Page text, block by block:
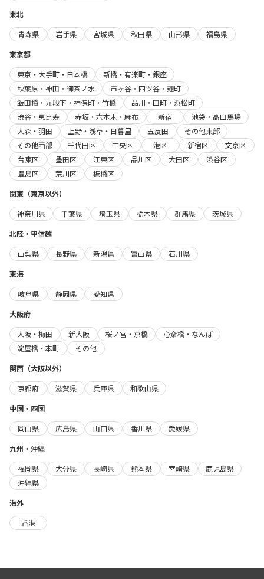
東北
青森県
岩手県 宮城県 秋田県 山形県
福島県
東京都
東京・大手町・日本橋
新橋・有楽町・銀座
秋葉原・神田・御茶ノ水
市ヶ谷・四ツ谷・麹町
飯田橋・九段下・神保町・竹橋
品川・田町・浜松町
渋谷・恵比寿
赤坂・六本木・麻布 新宿
池袋・高田馬場
大森・羽田
上野・浅草・日暮里 五反田
その他東部
その他西部
千代田区 中央区 港区 新宿区
文京区
台東区
墨田区 江東区 品川区 大田区
渋谷区
豊島区
荒川区
板橋区
関東（東京以外）
神奈川県
千葉県 埼玉県 栃木県 群馬県
茨城県
北陸・甲信越
山梨県
長野県 新潟県 富山県
石川県
東海
岐阜県
静岡県
愛知県
大阪府
大阪・梅田
新大阪 桜ノ宮・京橋
心斎橋・なんば
淀屋橋・本町
その他
関西（大阪以外）
京都府
滋賀県 兵庫県
和歌山県
中国・四国
岡山県
広島県 山口県 香川県
愛媛県
九州・沖縄
福岡県
大分県 長崎県 熊本県 宮崎県
鹿児島県
沖縄県
海外
香港